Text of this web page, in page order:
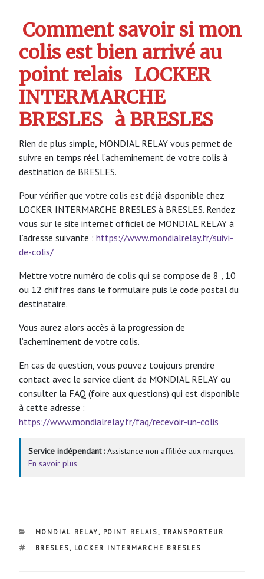
Comment savoir si mon
colis est bien arrivé au
point relais LOCKER
INTERMARCHE
BRESLES à BRESLES
Rien de plus simple, MONDIAL RELAY vous permet de
suivre en temps réel l’acheminement de votre colis à
destination de BRESLES.
Pour vérifier que votre colis est déjà disponible chez
LOCKER INTERMARCHE BRESLES à BRESLES. Rendez
vous sur le site internet officiel de MONDIAL RELAY à
l’adresse suivante : https://www.mondialrelay.fr/suivi-
de-colis/
Mettre votre numéro de colis qui se compose de 8 , 10
ou 12 chiffres dans le formulaire puis le code postal du
destinataire.
Vous aurez alors accès à la progression de
l’acheminement de votre colis.
En cas de question, vous pouvez toujours prendre
contact avec le service client de MONDIAL RELAY ou
consulter la FAQ (foire aux questions) qui est disponible
à cette adresse :
https://www.mondialrelay.fr/faq/recevoir-un-colis
Service indépendant :Assistance non affiliée aux marques.
En savoir plus
CATÉGORIES
MONDIAL RELAY , POINT RELAIS , TRANSPORTEUR
ÉTIQUETTES
BRESLES , LOCKER INTERMARCHE BRESLES